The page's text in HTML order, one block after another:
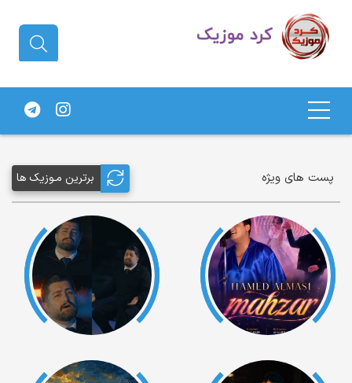
های کردی
پست های ویژه برترین مـوزیک ها